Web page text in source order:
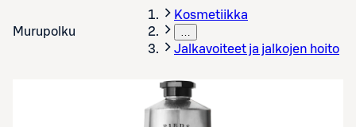
Murupolku
Kosmetiikka
…
Jalkavoiteet ja jalkojen hoito